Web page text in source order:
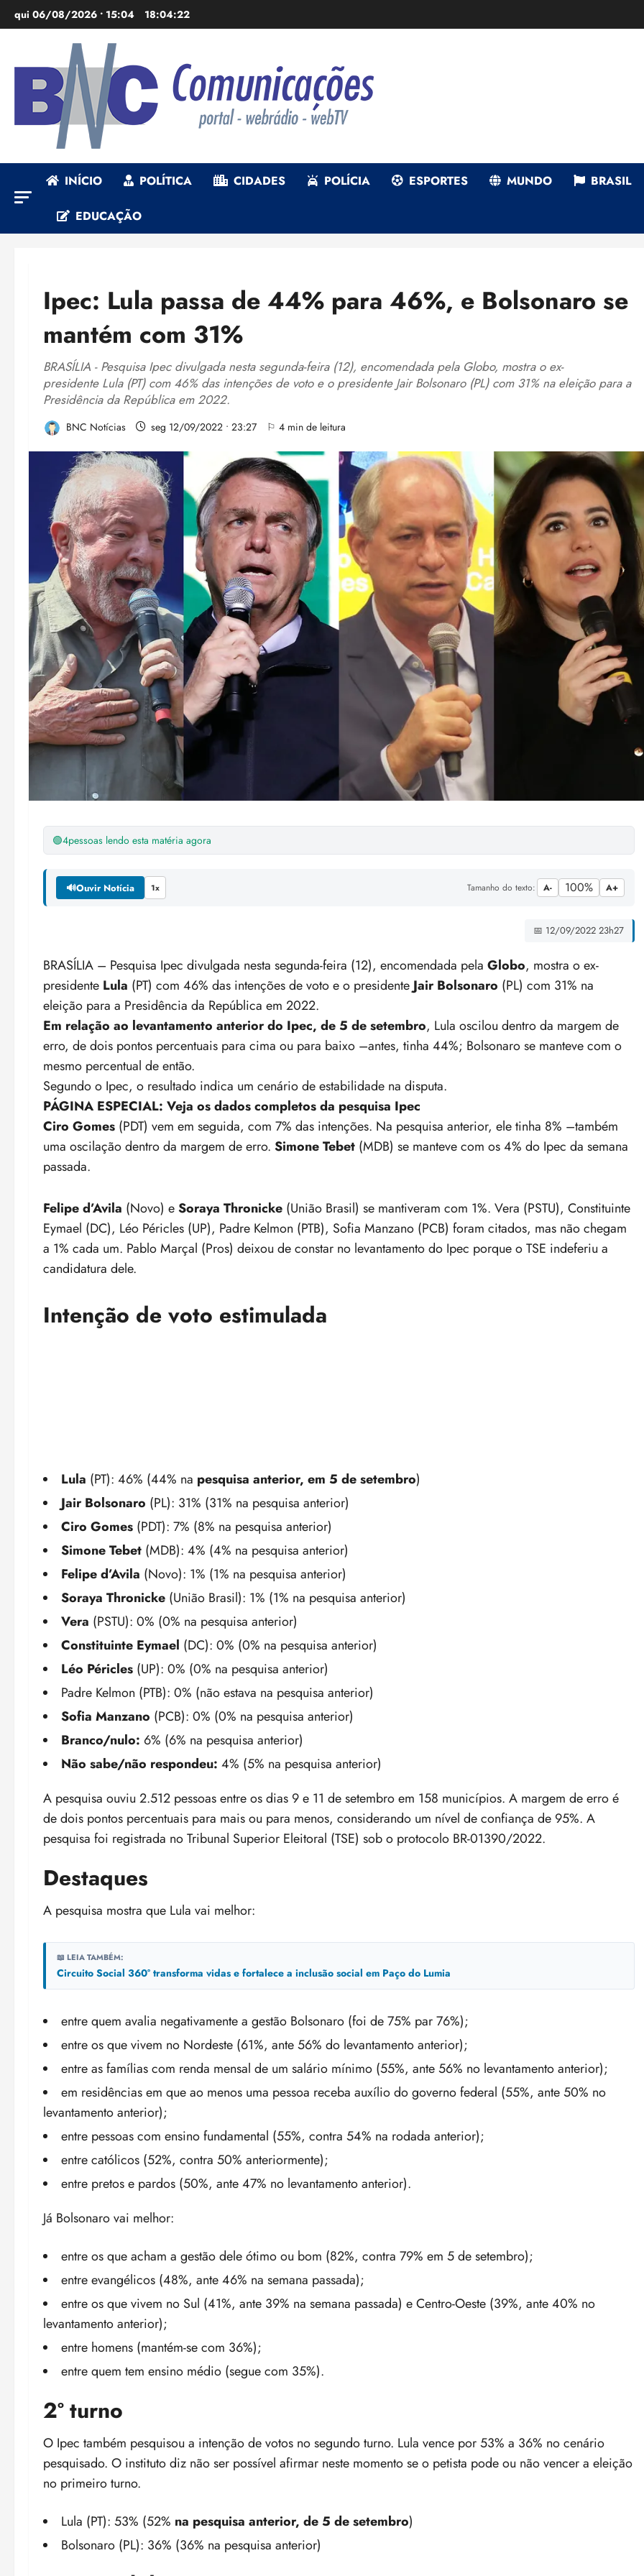
para
qui 06/08/2026 • 15:04 18:04:23
INÍCIO POLÍTICA CIDADES POLÍCIA ESPORTES MUNDO BRASIL
EDUCAÇÃO
Ipec: Lula passa de 44% para 46%, e Bolsonaro se
mantém com 31%
BRASÍLIA - Pesquisa Ipec divulgada nesta segunda-feira (12), encomendada pela Globo, mostra o ex-
presidente Lula (PT) com 46% das intenções de voto e o presidente Jair Bolsonaro (PL) com 31% na eleição para a
Presidência da República em 2022.
BNC Notícias seg 12/09/2022 • 23:27 ⚐ 4 min de leitura
🟢4pessoas lendo esta matéria agora
🔊Ouvir Notícia 1x Tamanho do texto: A- 100% A+
📅 12/09/2022 23h27
BRASÍLIA – Pesquisa Ipec divulgada nesta segunda-feira (12), encomendada pela Globo, mostra o ex-
presidente Lula (PT) com 46% das intenções de voto e o presidente Jair Bolsonaro (PL) com 31% na
eleição para a Presidência da República em 2022.
Em relação ao levantamento anterior do Ipec, de 5 de setembro, Lula oscilou dentro da margem de
erro, de dois pontos percentuais para cima ou para baixo –antes, tinha 44%; Bolsonaro se manteve com o
mesmo percentual de então.
Segundo o Ipec, o resultado indica um cenário de estabilidade na disputa.
PÁGINA ESPECIAL: Veja os dados completos da pesquisa Ipec
Ciro Gomes (PDT) vem em seguida, com 7% das intenções. Na pesquisa anterior, ele tinha 8% –também
uma oscilação dentro da margem de erro. Simone Tebet (MDB) se manteve com os 4% do Ipec da semana
passada.
Felipe d’Avila (Novo) eSoraya Thronicke (União Brasil) se mantiveram com 1%. Vera (PSTU), Constituinte
Eymael (DC), Léo Péricles (UP), Padre Kelmon (PTB), Sofia Manzano (PCB) foram citados, mas não chegam
a 1% cada um. Pablo Marçal (Pros) deixou de constar no levantamento do Ipec porque o TSE indeferiu a
candidatura dele.
Intenção de voto estimulada
Lula (PT): 46% (44% na pesquisa anterior, em 5 de setembro)
Jair Bolsonaro (PL): 31% (31% na pesquisa anterior)
Ciro Gomes (PDT): 7% (8% na pesquisa anterior)
Simone Tebet (MDB): 4% (4% na pesquisa anterior)
Felipe d’Avila (Novo): 1% (1% na pesquisa anterior)
Soraya Thronicke (União Brasil): 1% (1% na pesquisa anterior)
Vera (PSTU): 0% (0% na pesquisa anterior)
Constituinte Eymael (DC): 0% (0% na pesquisa anterior)
Léo Péricles (UP): 0% (0% na pesquisa anterior)
Padre Kelmon (PTB): 0% (não estava na pesquisa anterior)
Sofia Manzano (PCB): 0% (0% na pesquisa anterior)
Branco/nulo: 6% (6% na pesquisa anterior)
Não sabe/não respondeu: 4% (5% na pesquisa anterior)
A pesquisa ouviu 2.512 pessoas entre os dias 9 e 11 de setembro em 158 municípios. A margem de erro é
de dois pontos percentuais para mais ou para menos, considerando um nível de confiança de 95%. A
pesquisa foi registrada no Tribunal Superior Eleitoral (TSE) sob o protocolo BR-01390/2022.
Destaques
A pesquisa mostra que Lula vai melhor:
📖 LEIA TAMBÉM:
Circuito Social 360° transforma vidas e fortalece a inclusão social em Paço do Lumia
entre quem avalia negativamente a gestão Bolsonaro (foi de 75% par 76%);
entre os que vivem no Nordeste (61%, ante 56% do levantamento anterior);
entre as famílias com renda mensal de um salário mínimo (55%, ante 56% no levantamento anterior);
em residências em que ao menos uma pessoa receba auxílio do governo federal (55%, ante 50% no
levantamento anterior);
entre pessoas com ensino fundamental (55%, contra 54% na rodada anterior);
entre católicos (52%, contra 50% anteriormente);
entre pretos e pardos (50%, ante 47% no levantamento anterior).
Já Bolsonaro vai melhor:
entre os que acham a gestão dele ótimo ou bom (82%, contra 79% em 5 de setembro);
entre evangélicos (48%, ante 46% na semana passada);
entre os que vivem no Sul (41%, ante 39% na semana passada) e Centro-Oeste (39%, ante 40% no
levantamento anterior);
entre homens (mantém-se com 36%);
entre quem tem ensino médio (segue com 35%).
2º turno
O Ipec também pesquisou a intenção de votos no segundo turno. Lula vence por 53% a 36% no cenário
pesquisado. O instituto diz não ser possível afirmar neste momento se o petista pode ou não vencer a eleição
no primeiro turno.
Lula (PT): 53% (52% na pesquisa anterior, de 5 de setembro)
Bolsonaro (PL): 36% (36% na pesquisa anterior)